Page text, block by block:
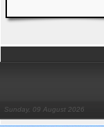
Sunday, 09 August 2026